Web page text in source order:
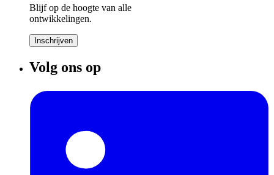
Blijf op de hoogte van alle
ontwikkelingen.
Inschrijven
Volg ons op